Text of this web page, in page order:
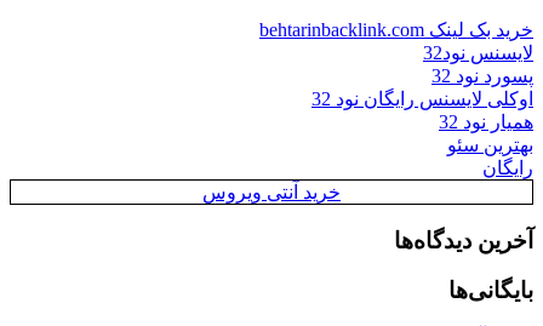
خرید بک لینک behtarinbacklink.com
لایسنس نود32
پسورد نود 32
اوکلی لایسنس رایگان نود 32
همیار نود 32
بهترین سئو
رایگان
خرید آنتی ویروس
آخرین دیدگاه‌ها
بایگانی‌ها